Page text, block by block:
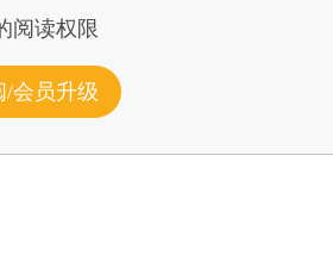
阅读权限
/会员升级